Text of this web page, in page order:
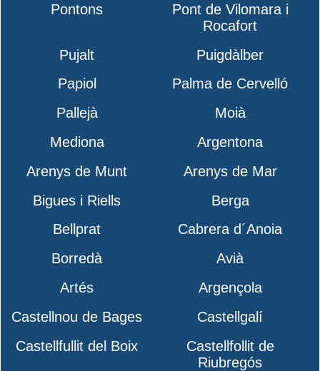
Pontons
Pont de Vilomara i
Rocafort
Pujalt
Puigdàlber
Papiol
Palma de Cervelló
Pallejà
Moià
Mediona
Argentona
Arenys de Munt
Arenys de Mar
Bigues i Riells
Berga
Bellprat
Cabrera d´Anoia
Borredà
Avià
Artés
Argençola
Castellnou de Bages
Castellgalí
Castellfullit del Boix
Castellfollit de
Riubregós